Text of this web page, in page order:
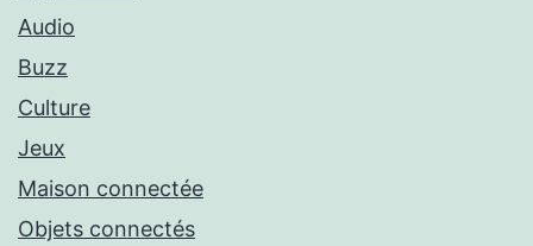
Audio
Buzz
Culture
Jeux
Maison connectée
Objets connectés